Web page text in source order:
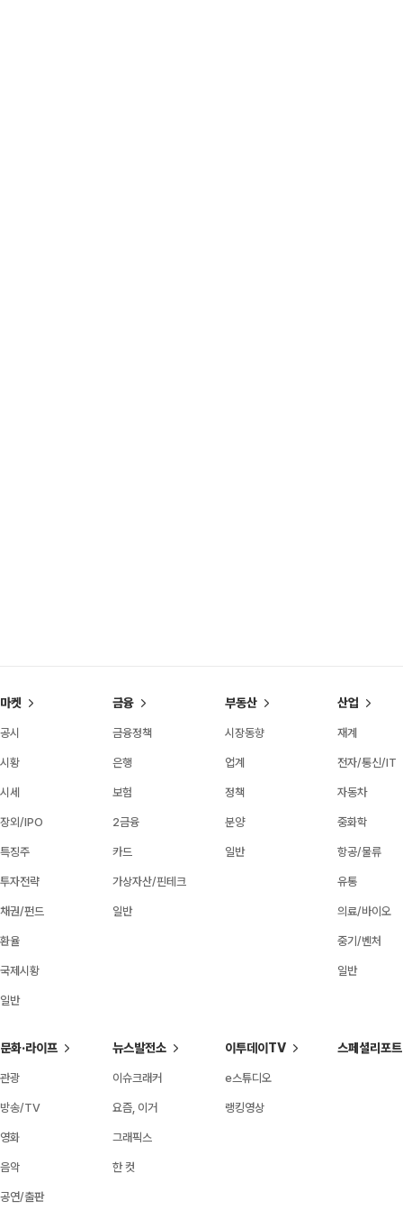
마켓
공시
시황
시세
장외/IPO
특징주
투자전략
채권/펀드
환율
국제시황
일반
금융
금융정책
은행
보험
2금융
카드
가상자산/핀테크
일반
부동산
시장동향
업계
정책
분양
일반
산업
재계
전자/통신/IT
자동차
중화학
항공/물류
유통
의료/바이오
중기/벤처
일반
문화·라이프
관광
방송/TV
영화
음악
공연/출판
뉴스발전소
이슈크래커
요즘, 이거
그래픽스
한 컷
이투데이TV
e스튜디오
랭킹영상
스페셜리포트